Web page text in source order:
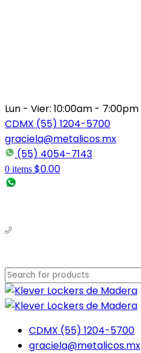
Lun - Vier: 10:00am - 7:00pm
CDMX (55) 1204-5700
graciela@metalicos.mx
(55) 4054-7143
0 items $0.00
CDMX (55) 1204-5700
graciela@metalicos.mx